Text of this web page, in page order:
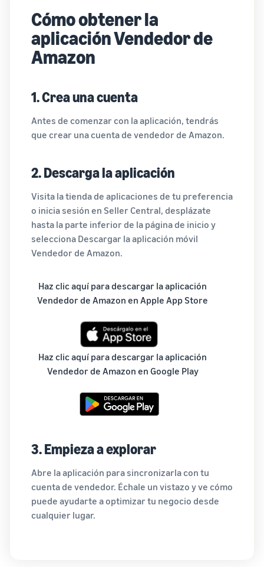
Cómo obtener la
aplicación Vendedor de
Amazon
1. Crea una cuenta
Antes de comenzar con la aplicación, tendrás
que crear una cuenta de vendedor de Amazon.
2. Descarga la aplicación
Visita la tienda de aplicaciones de tu preferencia
o inicia sesión en Seller Central, desplázate
hasta la parte inferior de la página de inicio y
selecciona Descargar la aplicación móvil
Vendedor de Amazon.
Haz clic aquí para descargar la aplicación
Vendedor de Amazon en Apple App Store
Haz clic aquí para descargar la aplicación
Vendedor de Amazon en Google Play
3. Empieza a explorar
Abre la aplicación para sincronizarla con tu
cuenta de vendedor. Échale un vistazo y ve cómo
puede ayudarte a optimizar tu negocio desde
cualquier lugar.